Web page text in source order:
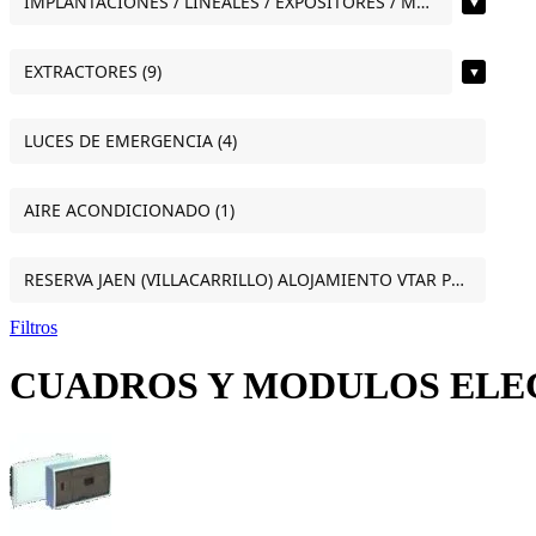
EXTRACTORES (9) ▼
LUCES DE EMERGENCIA (4)
AIRE ACONDICIONADO (1)
RESERVA JAEN (VILLACARRILLO) ALOJAMIENTO VTAR PUERTA DEL SOL ESTUDIO VILLACARRILLO (JAEN) (1)
Filtros
CUADROS Y MODULOS